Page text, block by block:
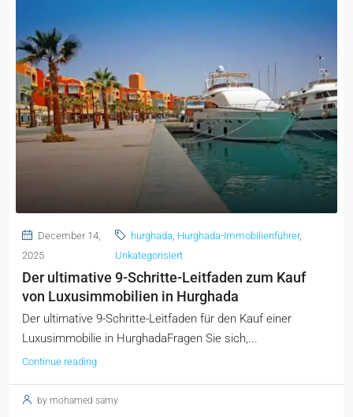
December 14,
2025
hurghada, Hurghada-Immobilienführer,
Unkategorisiert
Der ultimative 9-Schritte-Leitfaden zum Kauf
von Luxusimmobilien in Hurghada
Der ultimative 9-Schritte-Leitfaden für den Kauf einer
Luxusimmobilie in HurghadaFragen Sie sich,...
Continue reading
by mohamed samy